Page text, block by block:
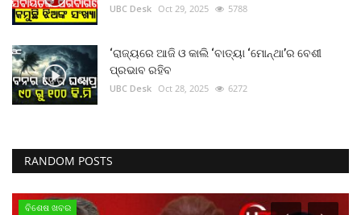
UBC Desk Oct 29, 2025 5788
‘ରାଜ୍ୟରେ ଆଜି ଓ କାଲି ‘ବାତ୍ୟା ‘ମୋନ୍ଥା’ର ବେଶୀ
ପ୍ରଭାବ ରହିବ
UBC Desk Oct 28, 2025 6272
RANDOM POSTS
ବିଶେଷ ଖବର